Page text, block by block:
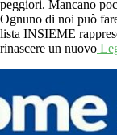
peggiori. Mancano
Ognuno di noi può
lista INSIEME
rinascere un nuovo